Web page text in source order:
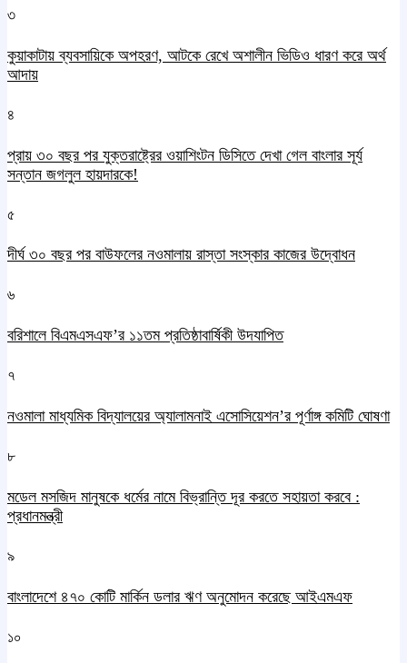
৩
কুয়াকাটায় ব্যবসায়িকে অপহরণ, আটকে রেখে অশালীন ভিডিও ধারণ করে অর্থ
আদায়
৪
প্রায় ৩০ বছর পর যুক্তরাষ্ট্রের ওয়াশিংটন ডিসিতে দেখা গেল বাংলার সূর্য
সন্তান জগলুল হায়দারকে!
৫
দীর্ঘ ৩০ বছর পর বাউফলের নওমালায় রাস্তা সংস্কার কাজের উদ্বোধন
৬
বরিশালে বিএমএসএফ’র ১১তম প্রতিষ্ঠাবার্ষিকী উদযাপিত
৭
নওমালা মাধ্যমিক বিদ্যালয়ের অ্যালামনাই এসোসিয়েশন’র পূর্ণাঙ্গ কমিটি ঘোষণা
৮
মডেল মসজিদ মানুষকে ধর্মের নামে বিভ্রান্তি দূর করতে সহায়তা করবে :
প্রধানমন্ত্রী
৯
বাংলাদেশে ৪৭০ কোটি মার্কিন ডলার ঋণ অনুমোদন করেছে আইএমএফ
১০